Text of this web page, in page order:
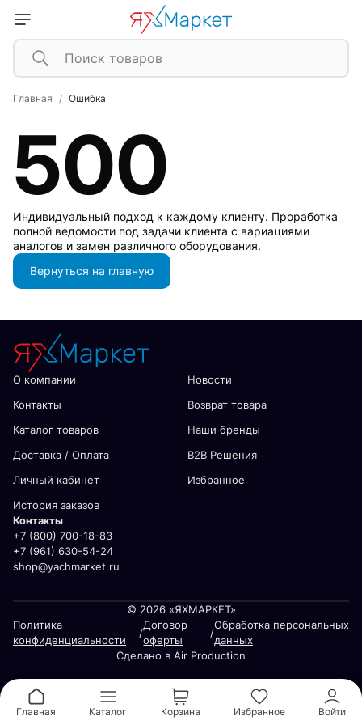
Главная Ошибка
500
Индивидуальный подход к каждому клиенту. Проработка
полной ведомости под задачи клиента с вариациями
аналогов и замен различного оборудования.
Вернуться на главную
О компании
Новости
Контакты
Возврат товара
Каталог товаров
Наши бренды
Доставка / Оплата
В2В Решения
Личный кабинет
Избранное
История заказов
Контакты
+7 (800) 700-18-83
+7 (961) 630-54-24
shop@yachmarket.ru
© 2026 «ЯХМАРКЕТ»
Политика
конфиденциальности
/
Договор
оферты
/
Обработка персональных
данных
Сделано в Air Production
Главная Каталог Корзина Избранное Войти